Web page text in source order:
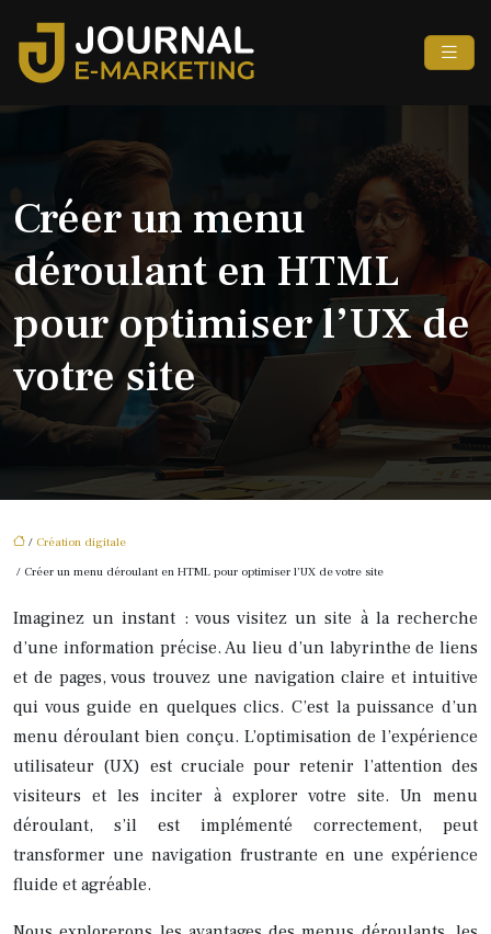
Créer un menu
déroulant en HTML
pour optimiser l’UX de
votre site
/ Création digitale
/ Créer un menu déroulant en HTML pour optimiser l’UX de votre site
Imaginez un instant : vous visitez un site à la recherche
d’une information précise. Au lieu d’un labyrinthe de liens
et de pages, vous trouvez une navigation claire et intuitive
qui vous guide en quelques clics. C’est la puissance d’un
menu déroulant bien conçu. L’optimisation de l’expérience
utilisateur (UX) est cruciale pour retenir l’attention des
visiteurs et les inciter à explorer votre site. Un menu
déroulant, s’il est implémenté correctement, peut
transformer une navigation frustrante en une expérience
fluide et agréable.